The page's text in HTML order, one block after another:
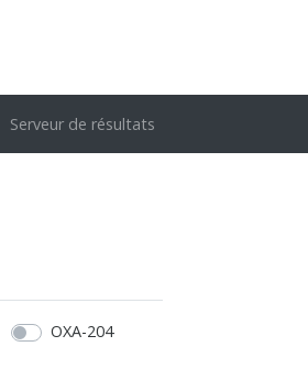
Serveur de résultats
OXA-204